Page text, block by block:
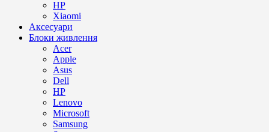
HP
Xiaomi
Аксесуари
Блоки живлення
Acer
Apple
Asus
Dell
HP
Lenovo
Microsoft
Samsung